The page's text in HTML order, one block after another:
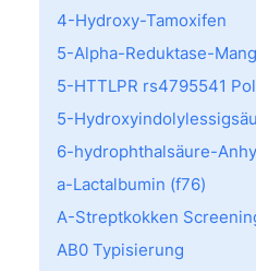
4-Hydroxy-Tamoxifen
5-Alpha-Reduktase-
5-HTTLPR rs4795541
5-
6-hydrophthalsäure-
a-Lactalbumin (f76)
A-Streptkokken
AB0 Typisierung